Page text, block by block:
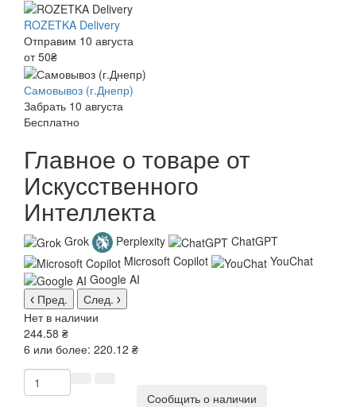
ROZETKA Delivery
Отправим 10 августа
от 50₴
Самовывоз (г.Днепр)
Забрать 10 августа
Бесплатно
Главное о товаре от
Искусственного
Интеллекта
Grok Perplexity
ChatGPT
Microsoft Copilot
YouChat
Google AI
Пред.
След.
Нет в наличии
244.58 ₴
6 или более: 220.12 ₴
Сообщить о наличии